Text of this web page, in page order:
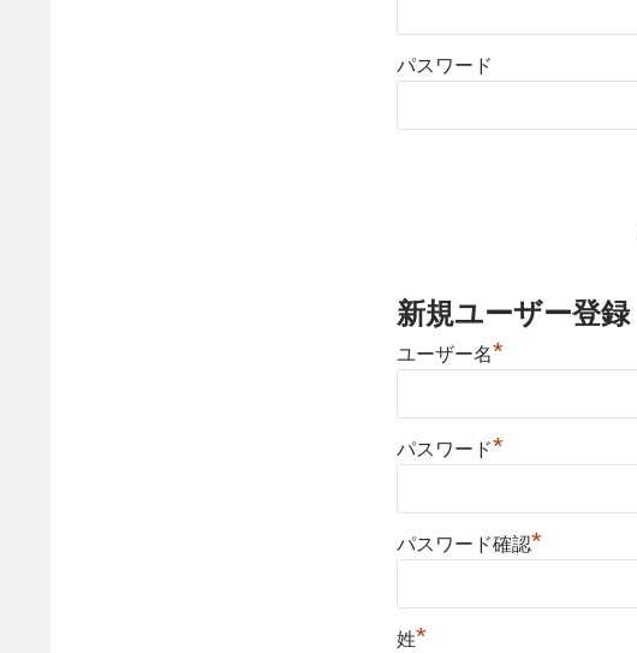
パスワード
新規ユーザー登録
ユーザー名*
パスワード*
パスワード確認*
姓*